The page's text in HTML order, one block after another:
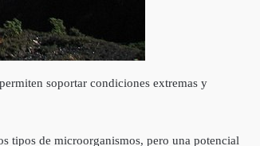
soportar condiciones extremas y
tipos de microorganismos, pero una potencial